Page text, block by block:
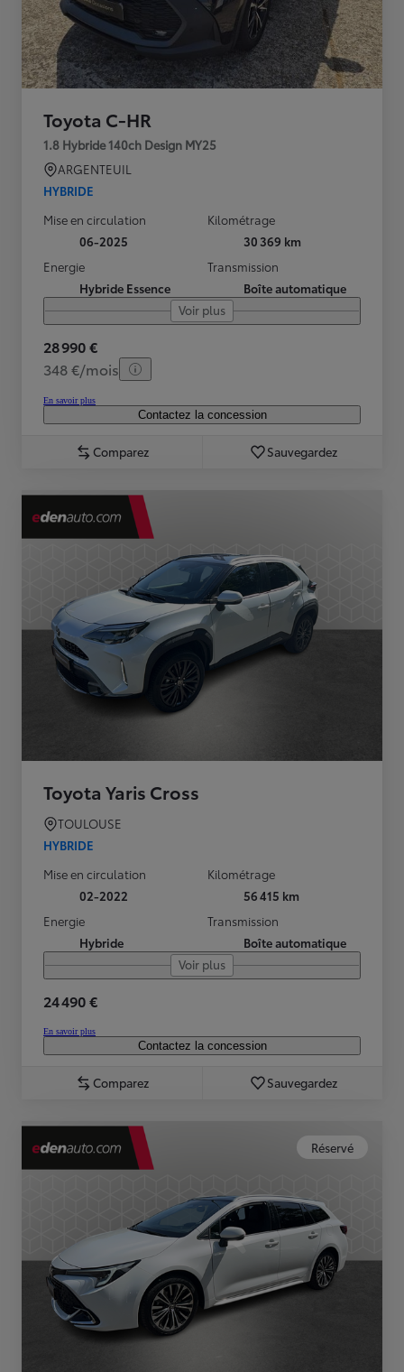
Toyota C-HR
1.8 Hybride 140ch Design MY25
ARGENTEUIL
HYBRIDE
Mise en circulation
06-2025
Kilométrage
30 369 km
Energie
Hybride Essence
Transmission
Boîte automatique
Voir plus
28 990 €
348 €/mois
En savoir plus
Contactez la concession
Comparez Sauvegardez
Toyota Yaris Cross
TOULOUSE
HYBRIDE
Mise en circulation
02-2022
Kilométrage
56 415 km
Energie
Hybride
Transmission
Boîte automatique
Voir plus
24 490 €
En savoir plus
Contactez la concession
Comparez Sauvegardez
Réservé